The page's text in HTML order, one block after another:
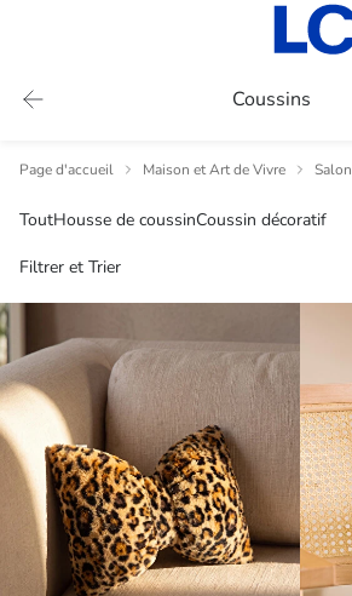
Coussins
Page d'accueil Maison et Art de Vivre Salon
ToutHousse de coussinCoussin décoratif
Filtrer et Trier